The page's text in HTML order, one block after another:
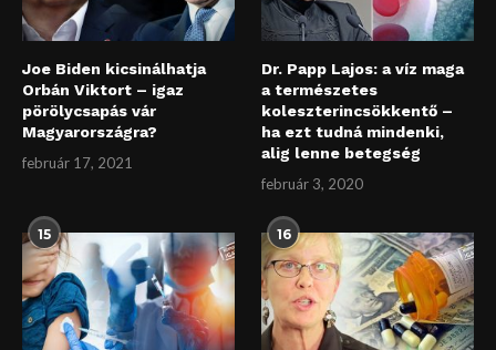
Joe Biden kicsinálhatja
Orbán Viktort – igaz
pörölycsapás vár
Magyarországra?
február 17, 2021
Dr. Papp Lajos: a víz maga
a természetes
koleszterincsökkentő –
ha ezt tudná mindenki,
alig lenne betegség
február 3, 2020
15 16